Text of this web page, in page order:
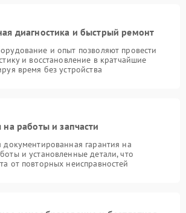
диагностика и быстрый ремонт
и опыт позволяют провести
и восстановление в кратчайшие
время без устройства
на работы и запчасти
документированная гарантия на
и установленные детали, что
от повторных неисправностей